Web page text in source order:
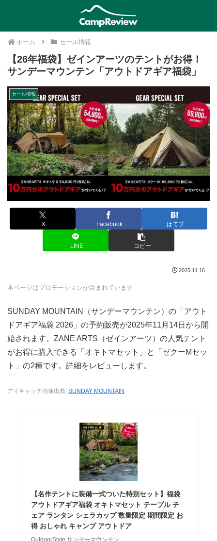
ホーム セール情報
【26年福袋】ゼインアーツのテントがお得！
サンデーマウンテン「アウトドアギア福袋」
セール情報
X Facebook はてブ
LINE コピー
2025.11.16
本ページはプロモーションが含まれています
SUNDAY MOUNTAIN（サンデーマウンテン）の「アウト
ドアギア福袋 2026」の予約販売が2025年11月14日から開
始されます。ZANE ARTS（ゼインアーツ）の人気テント
がお得に購入できる「オキトマセット」と「ゼクーMセッ
ト」の2種です。詳細をレビューします。
アイキャッチ画像出典: SUNDAY MOUNTAIN
【名作テントに装備一式ついた特別セット】福袋
アウトドアギア福袋 オキトマセット テーブル チ
ェア ランタン シェラカップ 数量限定 期間限定 お
得 おしゃれ キャンプ アウトドア
OutdoorStyle サンデーマウンテン